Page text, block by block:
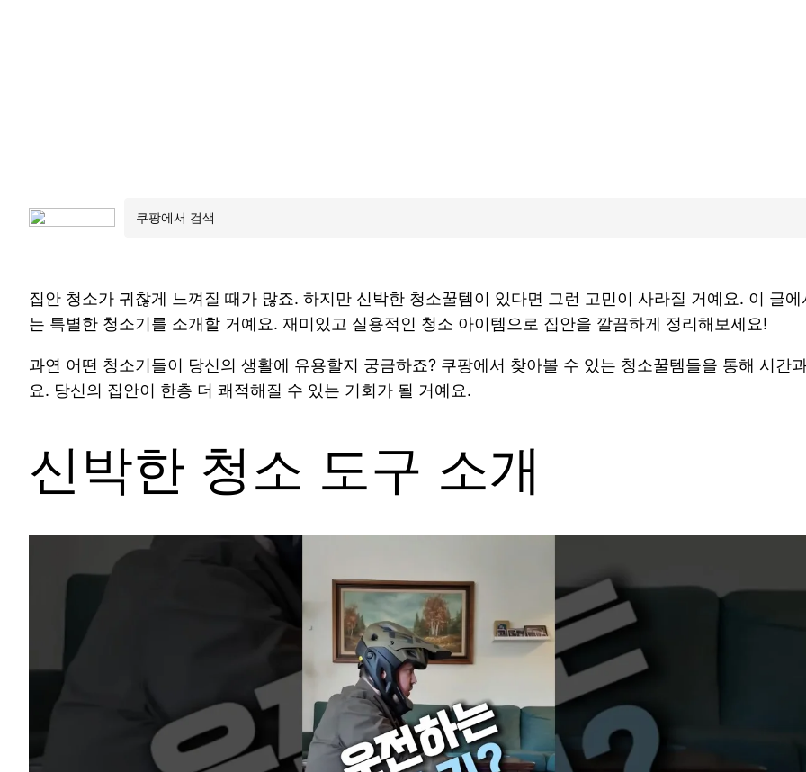
집안 청소가 귀찮게 느껴질 때가 많죠. 하지만 신박한 청소꿀템이 있다면 그런 고민이 사라질 거예요. 이 글
는 특별한 청소기를 소개할 거예요. 재미있고 실용적인 청소 아이템으로 집안을 깔끔하게 정리해보세요!
과연 어떤 청소기들이 당신의 생활에 유용할지 궁금하죠? 쿠팡에서 찾아볼 수 있는 청소꿀템들을 통해 시간
요. 당신의 집안이 한층 더 쾌적해질 수 있는 기회가 될 거예요.
신박한 청소 도구 소개